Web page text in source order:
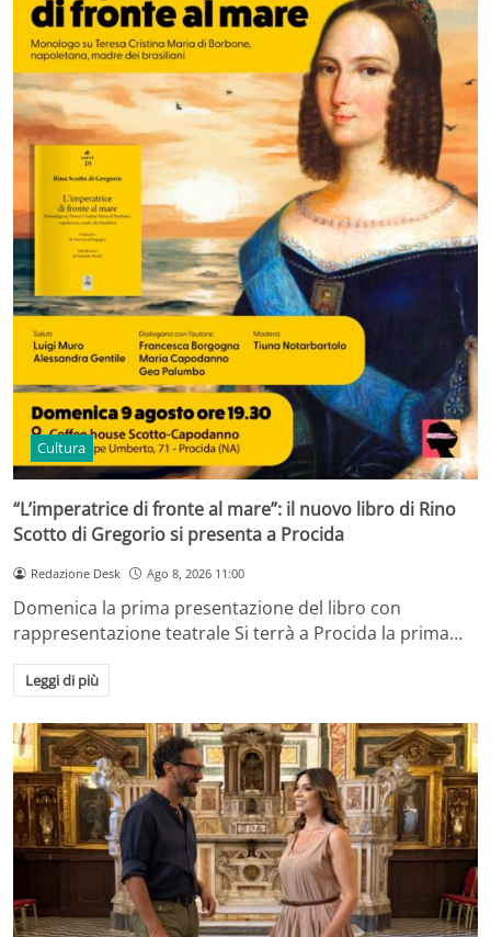
Cultura
“L’imperatrice di fronte al mare”: il nuovo libro di Rino
Scotto di Gregorio si presenta a Procida
Redazione Desk Ago 8, 2026 11:00
Domenica la prima presentazione del libro con
rappresentazione teatrale Si terrà a Procida la prima…
Leggi di più